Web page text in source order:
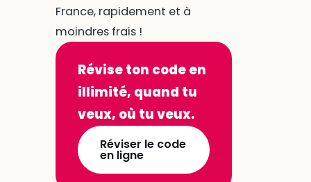
France, rapidement et à
moindres frais !
Révise ton code en
illimité, quand tu
veux, où tu veux.
Réviser le code
en ligne